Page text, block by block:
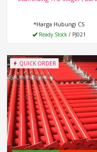
*Harga Hubungi CS
Ready Stock / PJ021
QUICK ORDER